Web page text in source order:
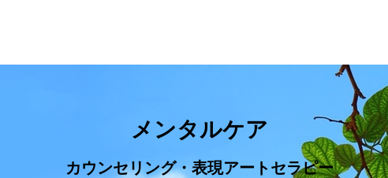
メンタルケア
カウンセリング・表現アートセラピー